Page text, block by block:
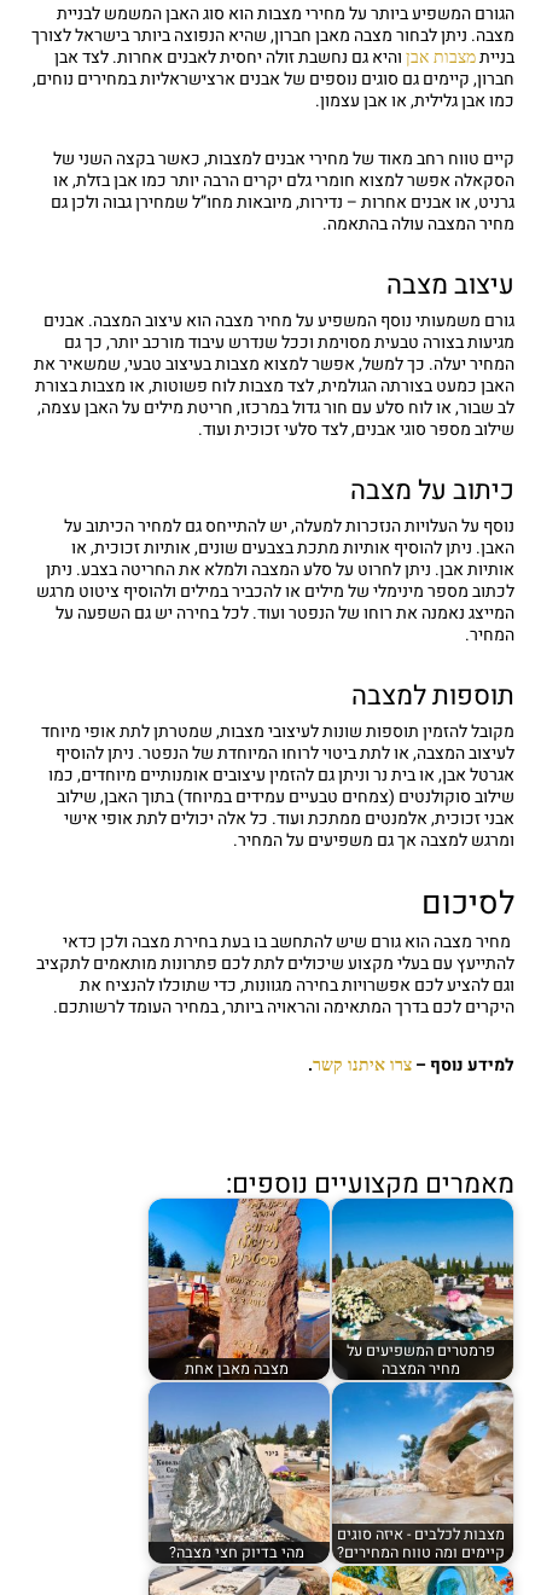
הגורם המשפיע ביותר על מחירי מצבות הוא סוג האבן המשמש לבניית
מצבה. ניתן לבחור מצבה מאבן חברון, שהיא הנפוצה ביותר בישראל לצורך
בנייתמצבות אבן והיא גם נחשבת זולה יחסית לאבנים אחרות. לצד אבן
חברון, קיימים גם סוגים נוספים של אבנים ארצישראליות במחירים נוחים,
כמו אבן גלילית, או אבן עצמון.
קיים טווח רחב מאוד של מחירי אבנים למצבות, כאשר בקצה השני של
הסקאלה אפשר למצוא חומרי גלם יקרים הרבה יותר כמו אבן בזלת, או
גרניט, או אבנים אחרות – נדירות, מיובאות מחו”ל שמחירן גבוה ולכן גם
מחיר המצבה עולה בהתאמה.
עיצוב מצבה
גורם משמעותי נוסף המשפיע על מחיר מצבה הוא עיצוב המצבה. אבנים
מגיעות בצורה טבעית מסוימת וככל שנדרש עיבוד מורכב יותר, כך גם
המחיר יעלה. כך למשל, אפשר למצוא מצבות בעיצוב טבעי, שמשאיר את
האבן כמעט בצורתה הגולמית, לצד מצבות לוח פשוטות, או מצבות בצורת
לב שבור, או לוח סלע עם חור גדול במרכזו, חריטת מילים על האבן עצמה,
שילוב מספר סוגי אבנים, לצד סלעי זכוכית ועוד.
כיתוב על מצבה
נוסף על העלויות הנזכרות למעלה, יש להתייחס גם למחיר הכיתוב על
האבן. ניתן להוסיף אותיות מתכת בצבעים שונים, אותיות זכוכית, או
אותיות אבן. ניתן לחרוט על סלע המצבה ולמלא את החריטה בצבע. ניתן
לכתוב מספר מינימלי של מילים או להכביר במילים ולהוסיף ציטוט מרגש
המייצג נאמנה את רוחו של הנפטר ועוד. לכל בחירה יש גם השפעה על
המחיר.
תוספות למצבה
מקובל להזמין תוספות שונות לעיצובי מצבות, שמטרתן לתת אופי מיוחד
לעיצוב המצבה, או לתת ביטוי לרוחו המיוחדת של הנפטר. ניתן להוסיף
אגרטל אבן, או בית נר וניתן גם להזמין עיצובים אומנותיים מיוחדים, כמו
שילוב סוקולנטים (צמחים טבעיים עמידים במיוחד) בתוך האבן, שילוב
אבני זכוכית, אלמנטים ממתכת ועוד. כל אלה יכולים לתת אופי אישי
ומרגש למצבה אך גם משפיעים על המחיר.
לסיכום
מחיר מצבה הוא גורם שיש להתחשב בו בעת בחירת מצבה ולכן כדאי
להתייעץ עם בעלי מקצוע שיכולים לתת לכם פתרונות מותאמים לתקציב
וגם להציע לכם אפשרויות בחירה מגוונות, כדי שתוכלו להנציח את
היקרים לכם בדרך המתאימה והראויה ביותר, במחיר העומד לרשותכם.
למידע נוסף –צרו איתנו קשר.
מאמרים מקצועיים נוספים:
פרמטרים המשפיעים על
מחיר המצבה
מצבה מאבן אחת
מצבות לכלבים - איזה סוגים
קיימים ומה טווח המחירים?
מהי בדיוק חצי מצבה?